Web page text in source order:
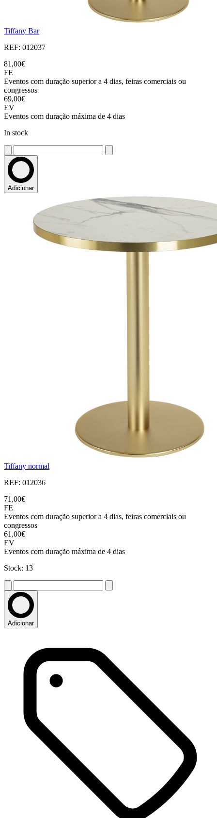
Tiffany Bar
REF: 012037
81,00€
FE
Eventos com duração superior a 4 dias, feiras comerciais ou
congressos
69,00€
EV
Eventos com duração máxima de 4 dias
In stock
Adicionar
Tiffany normal
REF: 012036
71,00€
FE
Eventos com duração superior a 4 dias, feiras comerciais ou
congressos
61,00€
EV
Eventos com duração máxima de 4 dias
Stock: 13
Adicionar